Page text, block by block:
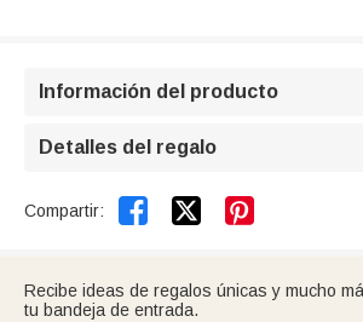
Información del producto
Detalles del regalo
Compartir:  
Recibe ideas de regalos únicas y mucho
tu bandeja de entrada.